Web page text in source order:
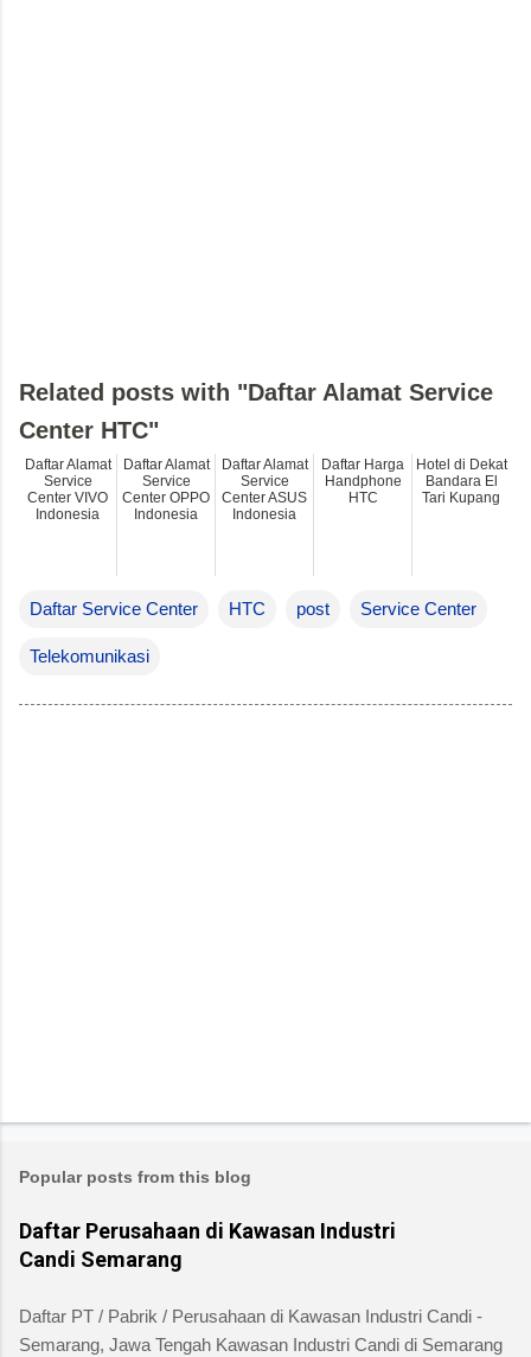
Daftar Service Center HTC post Service Center
Telekomunikasi
Related posts with "Daftar Alamat Service
Center HTC"
Daftar Alamat
Service
Center VIVO
Indonesia
Daftar Alamat
Service
Center OPPO
Indonesia
Daftar Alamat
Service
Center ASUS
Indonesia
Daftar Harga
Handphone
HTC
Hotel di Dekat
Bandara El
Tari Kupang
Popular posts from this blog
Daftar Perusahaan di Kawasan Industri
Candi Semarang
Daftar PT / Pabrik / Perusahaan di Kawasan Industri Candi -
Semarang, Jawa Tengah Kawasan Industri Candi di Semarang